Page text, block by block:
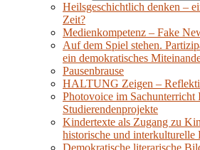
Heilsgeschichtlich denken –
Zeit?
Medienkompetenz – Fake
Auf dem Spiel stehen.
ein demokratisches
Pausenbrause
HALTUNG Zeigen –
Photovoice im Sachunterricht
Studierendenprojekte
Kindertexte als Zugang zu
historische und interkulturelle
Demokratische literarische